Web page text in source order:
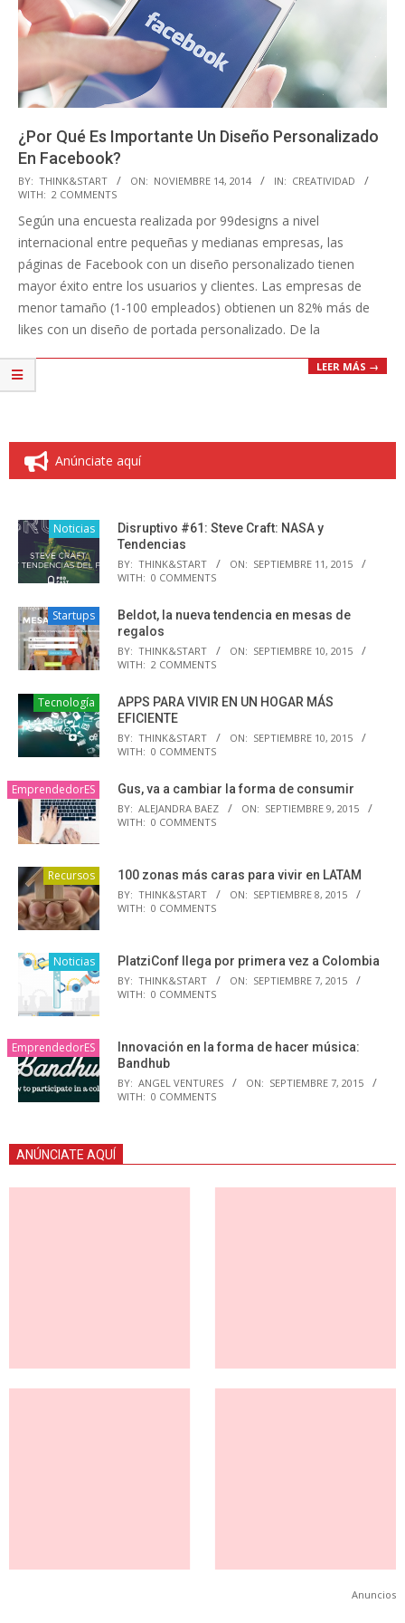
¿Por Qué Es Importante Un Diseño Personalizado
En Facebook?
2014-
11-
14
BY: THINK&START ON: NOVIEMBRE 14, 2014 IN: CREATIVIDAD
WITH: 2 COMMENTS
Según una encuesta realizada por 99designs a nivel
internacional entre pequeñas y medianas empresas, las
páginas de Facebook con un diseño personalizado tienen
mayor éxito entre los usuarios y clientes. Las empresas de
menor tamaño (1-100 empleados) obtienen un 82% más de
likes con un diseño de portada personalizado. De la
LEER MÁS →
Anúnciate aquí
Noticias
Disruptivo #61: Steve Craft: NASA y
Tendencias
BY: THINK&START ON: SEPTIEMBRE 11, 2015
WITH: 0 COMMENTS
Startups
Beldot, la nueva tendencia en mesas de
regalos
BY: THINK&START ON: SEPTIEMBRE 10, 2015
WITH: 2 COMMENTS
Tecnología
APPS PARA VIVIR EN UN HOGAR MÁS
EFICIENTE
BY: THINK&START ON: SEPTIEMBRE 10, 2015
WITH: 0 COMMENTS
EmprendedorES Gus, va a cambiar la forma de consumir
BY: ALEJANDRA BAEZ ON: SEPTIEMBRE 9, 2015
WITH: 0 COMMENTS
Recursos 100 zonas más caras para vivir en LATAM
BY: THINK&START ON: SEPTIEMBRE 8, 2015
WITH: 0 COMMENTS
Noticias PlatziConf llega por primera vez a Colombia
BY: THINK&START ON: SEPTIEMBRE 7, 2015
WITH: 0 COMMENTS
EmprendedorES
Innovación en la forma de hacer música:
Bandhub
BY: ANGEL VENTURES ON: SEPTIEMBRE 7, 2015
WITH: 0 COMMENTS
ANÚNCIATE AQUÍ
Anuncios